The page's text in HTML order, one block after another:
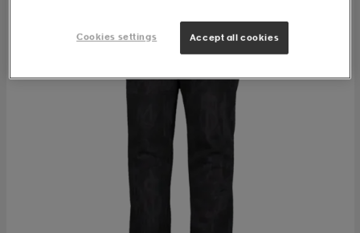
Cookies settings Accept all cookies